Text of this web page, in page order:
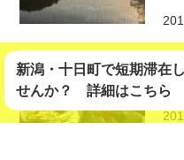
移
県
新潟・十日町で短期滞在
せんか？ 詳細はこちら